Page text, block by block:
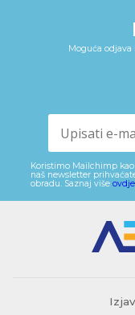
Moguća
Koristimo Mailchimp
naš newsletter
obradu. Saznaj više ovdje